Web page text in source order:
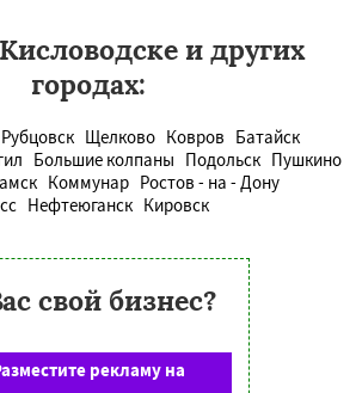
и других
городах:
Рубцовск Щелково Ковров Батайск
Большие колпаны Подольск Пушкино
Коммунар Ростов - на - Дону
Нефтеюганск Кировск
свой бизнес?
рекламу на